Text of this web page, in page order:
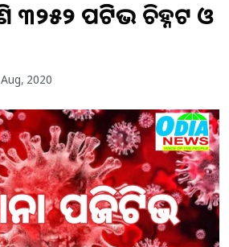
୩୨୫୨ ପଜିଟିଭ ଚିହ୍ନଟ ଓ
2020